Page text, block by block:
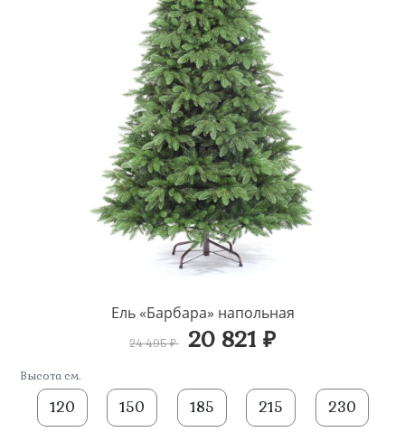
Ель «Барбара» напольная
24 495 ₽ 20 821 ₽
Высота см.
120 150 185 215 230